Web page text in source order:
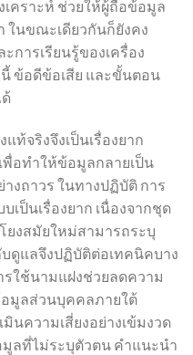
คราะห์ ช่วยให้ผู้ถือข้อมูล
ในขณะเดียวกันก็ยังคง
การเรียนรู้ของเครื่อง
ข้อดีข้อเสีย และขั้นตอน
ท้จริงจึงเป็นเรื่องยาก
พื่อทำให้ข้อมูลกลายเป็น
ถาวร ในทางปฏิบัติ การ
ป็นเรื่องยาก เนื่องจากชุด
ยงสมัยใหม่สามารถระบุ
ดูแลจึงปฏิบัติต่อเทคนิคบาง
รใช้นามแฝงช่วยลดความ
อมูลส่วนบุคคลภายใต้
นความเสี่ยงอย่างเข้มงวด
ลที่ไม่ระบุตัวตน คำแนะนำ